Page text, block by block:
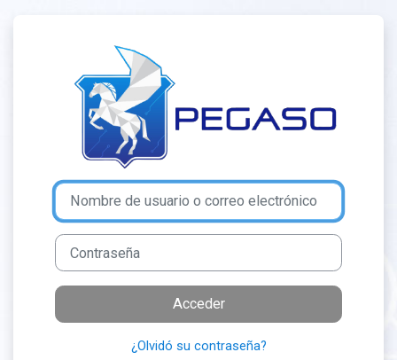
Nombre de usuario o correo electrónico
Contraseña
Acceder
¿Olvidó su contraseña?